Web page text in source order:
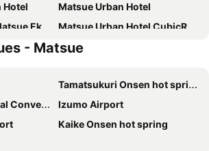
Hotel
Matsue Urban Hotel
Ekimae
Matsue Urban Hotel CubicRoom
Matsueshinjiko Onsen Matsue City Honkan
Lake Inn
Hotel Route Inn Higashi Matsue-Higashi Izumo Inter-
(Adult Only)
Matsue Plaza Hotel
Matsue City Hotel Annex
- Matsue
Tamatsukuri Onsen hot spring
Center
Izumo Airport
Kaike Onsen hot spring